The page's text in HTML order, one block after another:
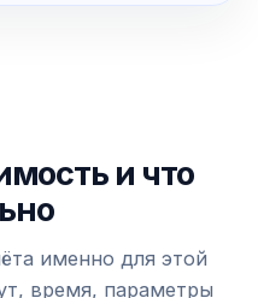
и что
именно для этой
время, параметры